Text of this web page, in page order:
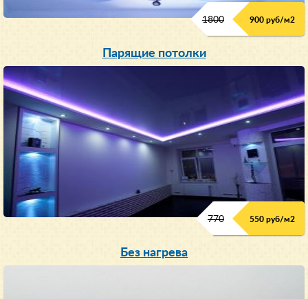
1800 900 руб/м2
Парящие потолки
770 550 руб/м2
Без нагрева